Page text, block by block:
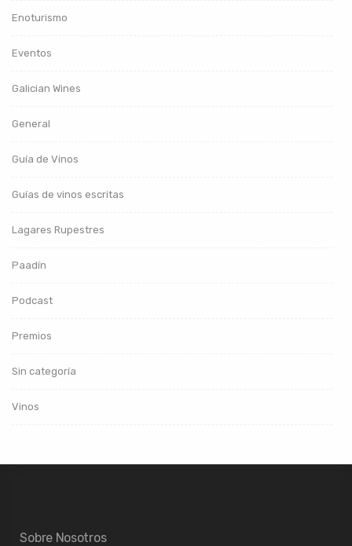
Enoturismo
Eventos
Galician Wines
General
Guía de Vinos
Guías de vinos escritas
Lagares Rupestres
Paadín
Podcast
Premios
Sin categoría
Vinos
Sobre Nosotros